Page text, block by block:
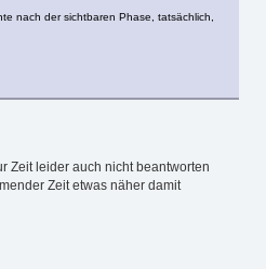
nach der sichtbaren Phase, tatsächlich,
Zeit leider auch nicht beantworten
Zeit etwas näher damit